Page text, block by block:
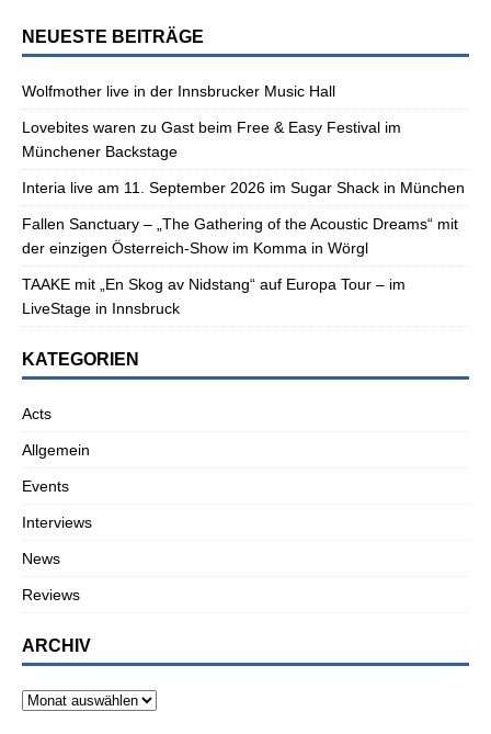
NEUESTE BEITRÄGE
Wolfmother live in der Innsbrucker Music Hall
Lovebites waren zu Gast beim Free & Easy Festival im
Münchener Backstage
Interia live am 11. September 2026 im Sugar Shack in München
Fallen Sanctuary – „The Gathering of the Acoustic Dreams“ mit
der einzigen Österreich-Show im Komma in Wörgl
TAAKE mit „En Skog av Nidstang“ auf Europa Tour – im
LiveStage in Innsbruck
KATEGORIEN
Acts
Allgemein
Events
Interviews
News
Reviews
ARCHIV